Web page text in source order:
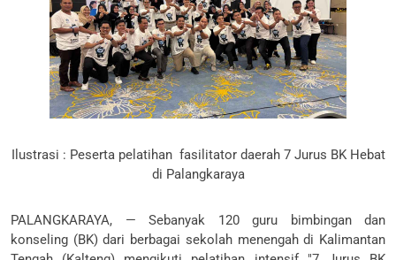
Ilustrasi : Peserta pelatihan fasilitator daerah 7 Jurus BK Hebat
di Palangkaraya
PALANGKARAYA, — Sebanyak 120 guru bimbingan dan
konseling (BK) dari berbagai sekolah menengah di Kalimantan